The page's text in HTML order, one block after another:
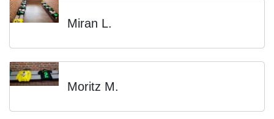
Miran L.
Moritz M.